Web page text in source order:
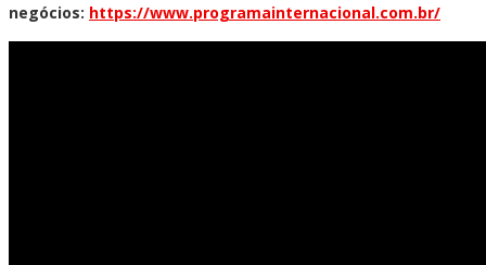
negócios: https://www.programainternacional.com.br/